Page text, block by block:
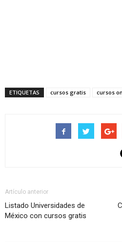
ETIQUETAS cursos gratis cursos
Artículo anterior
Listado Universidades de
México con cursos gratis